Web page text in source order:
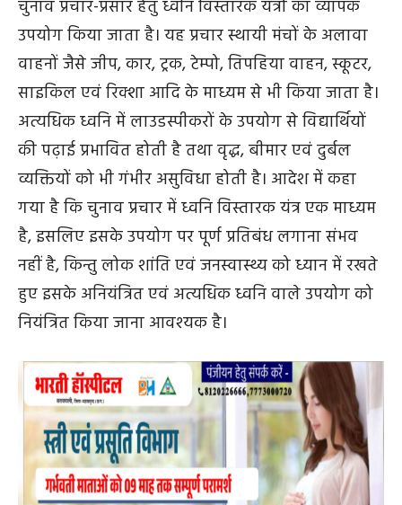
निर्वाचन अवधि के दौरान अभ्यर्थियों एवं उनके समर्थकों द्वारा
चुनाव प्रचार-प्रसार हेतु ध्वनि विस्तारक यंत्रों का व्यापक
उपयोग किया जाता है। यह प्रचार स्थायी मंचों के अलावा
वाहनों जैसे जीप, कार, ट्रक, टेम्पो, तिपहिया वाहन, स्कूटर,
साइकिल एवं रिक्शा आदि के माध्यम से भी किया जाता है।
अत्यधिक ध्वनि में लाउडस्पीकरों के उपयोग से विद्यार्थियों
की पढ़ाई प्रभावित होती है तथा वृद्ध, बीमार एवं दुर्बल
व्यक्तियों को भी गंभीर असुविधा होती है। आदेश में कहा
गया है कि चुनाव प्रचार में ध्वनि विस्तारक यंत्र एक माध्यम
है, इसलिए इसके उपयोग पर पूर्ण प्रतिबंध लगाना संभव
नहीं है, किन्तु लोक शांति एवं जनस्वास्थ्य को ध्यान में रखते
हुए इसके अनियंत्रित एवं अत्यधिक ध्वनि वाले उपयोग को
नियंत्रित किया जाना आवश्यक है।